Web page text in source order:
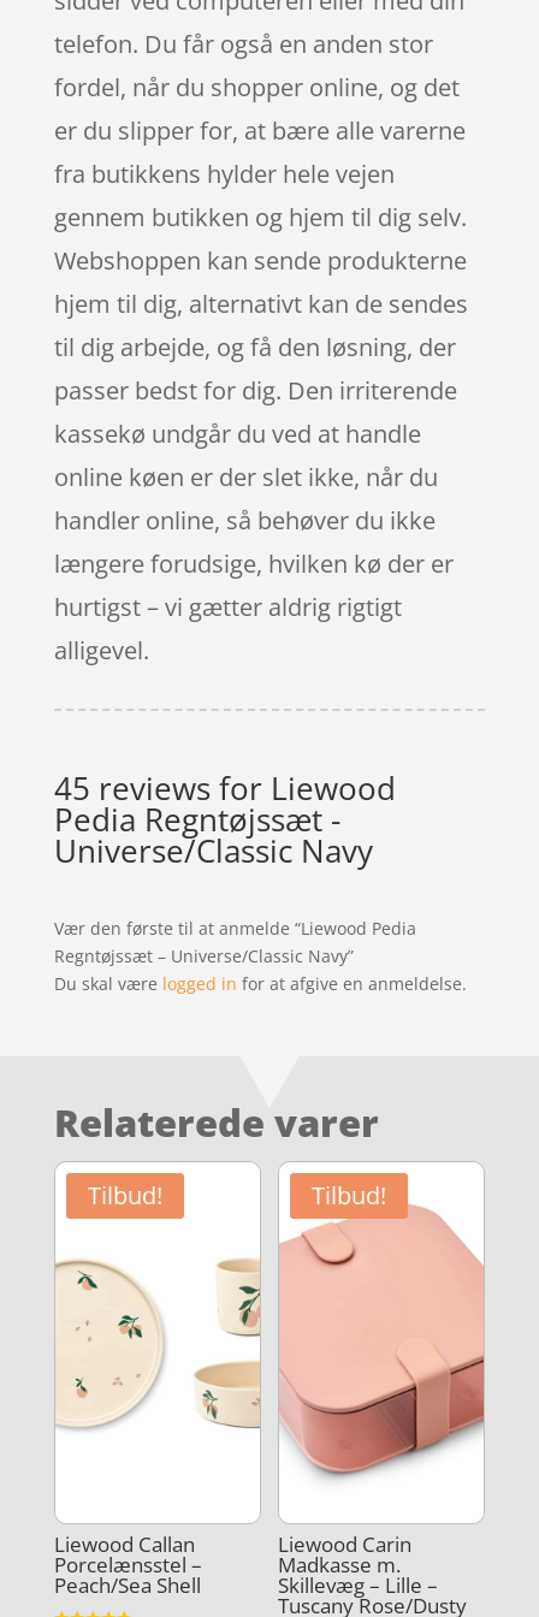
telefon. Du får også en anden stor
fordel, når du shopper online, og det
er du slipper for, at bære alle varerne
fra butikkens hylder hele vejen
gennem butikken og hjem til dig selv.
Webshoppen kan sende produkterne
hjem til dig, alternativt kan de sendes
til dig arbejde, og få den løsning, der
passer bedst for dig. Den irriterende
kassekø undgår du ved at handle
online køen er der slet ikke, når du
handler online, så behøver du ikke
længere forudsige, hvilken kø der er
hurtigst – vi gætter aldrig rigtigt
alligevel.
45 reviews for Liewood
Pedia Regntøjssæt -
Universe/Classic Navy
Vær den første til at anmelde “Liewood Pedia
Regntøjssæt – Universe/Classic Navy”
Du skal være logged in for at afgive en anmeldelse.
Relaterede varer
Tilbud!
Liewood Callan
Porcelænsstel –
Peach/Sea Shell
Tilbud!
Liewood Carin
Madkasse m.
Skillevæg – Lille –
Tuscany Rose/Dusty